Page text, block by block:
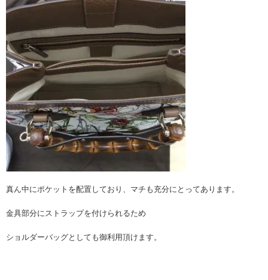
真ん中にポケットを配置しており、マチも充分にとってあります。
金具部分にストラップを付けられるため
ショルダーバッグとしても御利用頂けます。